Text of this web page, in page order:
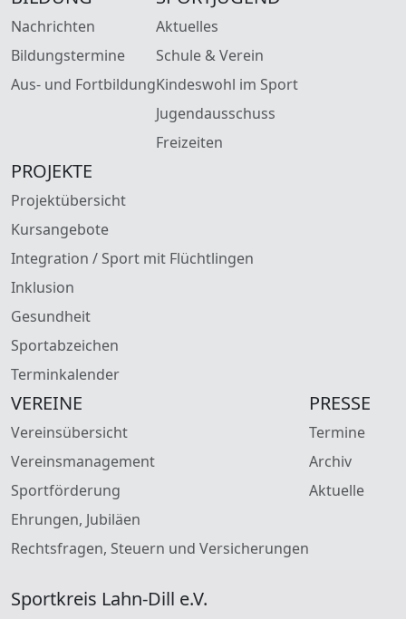
Nachrichten
Bildungstermine
Aus- und Fortbildung
Aktuelles
Schule & Verein
Kindeswohl im Sport
Jugendausschuss
Freizeiten
PROJEKTE
Projektübersicht
Kursangebote
Integration / Sport mit Flüchtlingen
Inklusion
Gesundheit
Sportabzeichen
Terminkalender
VEREINE
Vereinsübersicht
Vereinsmanagement
Sportförderung
Ehrungen, Jubiläen
Rechtsfragen, Steuern und Versicherungen
PRESSE
Termine
Archiv
Aktuelle
Sportkreis Lahn-Dill e.V.